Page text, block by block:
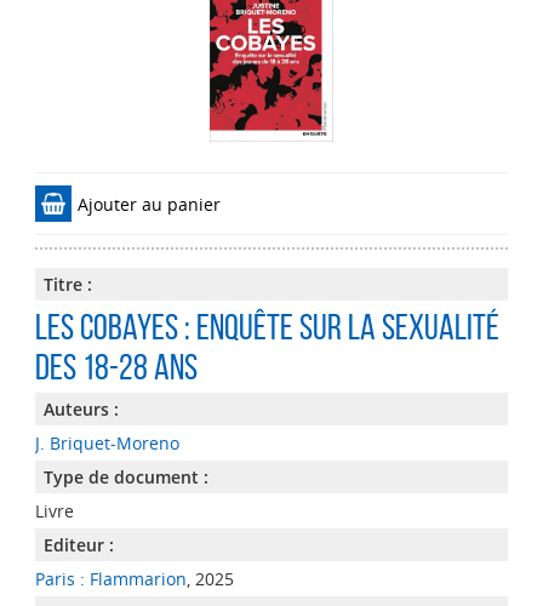
Ajouter au panier
Titre :
Les cobayes : Enquête sur la sexualité
des 18-28 ans
Auteurs :
J. Briquet-Moreno
Type de document :
Livre
Editeur :
Paris : Flammarion, 2025